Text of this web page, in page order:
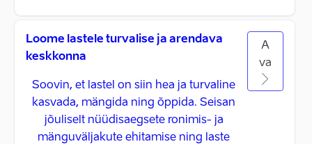
Loome lastele turvalise ja arendava
keskkonna
Soovin, et lastel on siin hea ja turvaline
kasvada, mängida ning õppida. Seisan
jõuliselt nüüdisaegsete ronimis- ja
mänguväljakute ehitamise ning laste
A
va